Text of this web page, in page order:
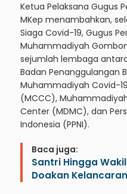
Ketua Pelaksana Gugus
MKep menambahkan,
Siaga Covid-19, Gugus
Muhammadiyah
sejumlah lembaga
Badan Penanggulangan
Muhammadiyah Covid-
(MCCC),
Center (MDMC), dan
Indonesia (PPNI).
Baca juga:
Santri Hingga
Doakan